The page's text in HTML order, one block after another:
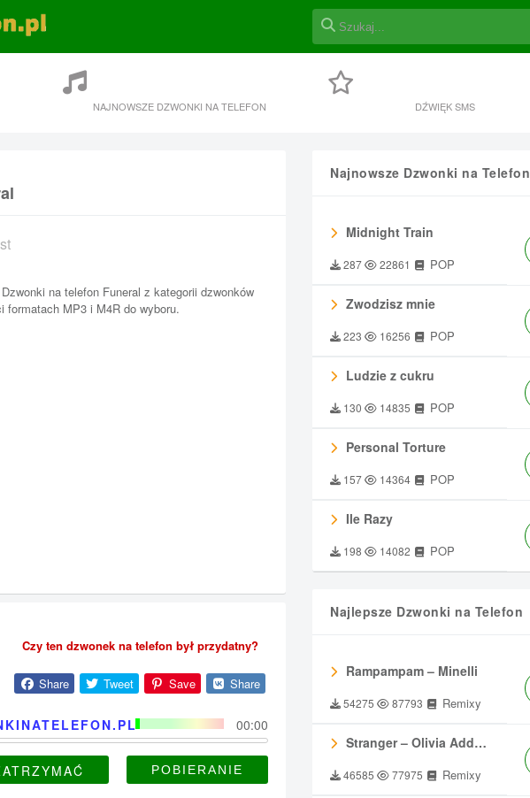
NAJNOWSZE DZWONKI NA TELEFON DŹWIĘK SMS
na telefon Funeral z kategorii dzwonków
MP3 i M4R do wyboru.
Czy ten dzwonek na telefon był przydatny?
Share Tweet Save Share
00:00
Najnowsze Dzwonki na Telefon
Midnight Train
287 22861 POP
Zwodzisz mnie
223 16256 POP
Ludzie z cukru
130 14835 POP
Personal Torture
157 14364 POP
Ile Razy
198 14082 POP
Najlepsze Dzwonki na Telefon
Rampampam – Minelli
54275 87793 Remixy
Stranger – Olivia Addams
46585 77975 Remixy